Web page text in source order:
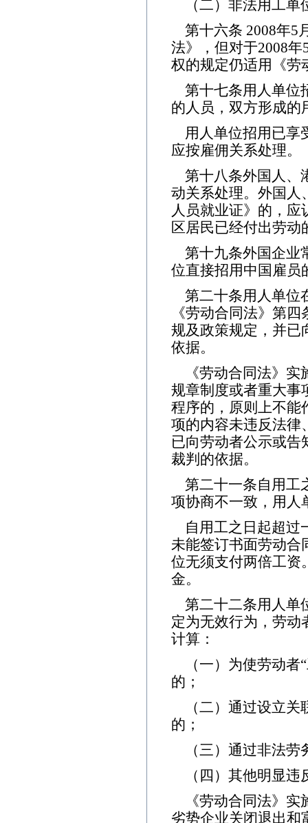
（二）非法用工
第十六条 2008年5
法》，但对于2008
权的规定仍适用《劳
第十七条用人单位
的人员，双方形成的
用人单位招用已享
应按雇佣关系处理。
第十八条外国人、
动关系处理。外国人
人员就业证》的，
区居民已经付出劳动
第十九条外国企业
位直接招用中国雇员
第二十条用人单位
《劳动合同法》第
规及政策规定，并已
依据。
《劳动合同法》
规章制度或者重大事
程序的，原则上不能
项的内容未违反法律
已向劳动者公示或告
裁判的依据。
第二十一条自用工
项协商不一致，用人
自用工之日起超过
未能签订书面劳动合
位无须支付两倍工资
金。
第二十二条用人单
定为无效行为，劳动
计算：
（一）为使劳动
的；
（二）通过设立
的；
（三）通过非法劳
（四）其他明显
《劳动合同法》
劣势企业关闭退出和